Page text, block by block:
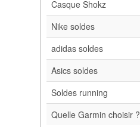
Casque Shokz
Nike soldes
adidas soldes
Asics soldes
Soldes running
Quelle Garmin choisir ?